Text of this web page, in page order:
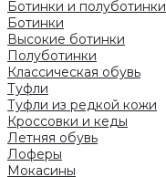
Ботинки и полуботинки
Ботинки
Высокие ботинки
Полуботинки
Классическая обувь
Туфли
Туфли из редкой кожи
Кроссовки и кеды
Летняя обувь
Лоферы
Мокасины